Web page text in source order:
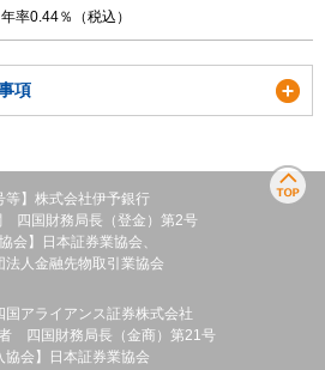
年率0.44％（税込）
項
等】株式会社伊予銀行
四国財務局長（登金）第2号
協会】日本証券業協会、
法人金融先物取引業協会
国アライアンス証券株式会社
四国財務局長（金商）第21号
協会】日本証券業協会